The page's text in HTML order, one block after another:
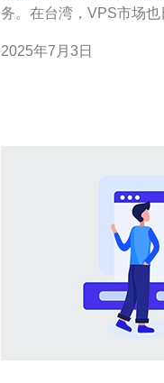
务。在台湾，VPS市场
境、快速的数据传输速度
2025年7月3日